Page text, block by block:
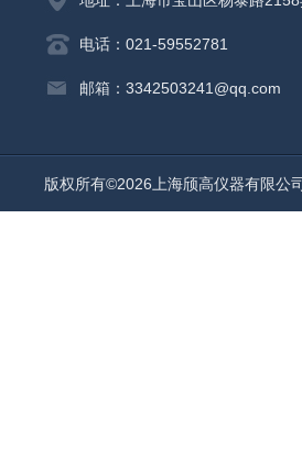
电话：021-59552781
邮箱：3342503241@qq.com
版权所有©2026上海颀高仪器有限